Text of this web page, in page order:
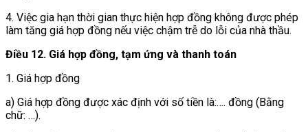
4. Việc gia hạn thời gian thực hiện hợp đồng không được phép
làm tăng giá hợp đồng nếu việc chậm trễ do lỗi của nhà thầu.
Điều 12. Giá hợp đồng, tạm ứng và thanh toán
1. Giá hợp đồng
a) Giá hợp đồng được xác định với số tiền là:…. đồng (Bằng
chữ: …).